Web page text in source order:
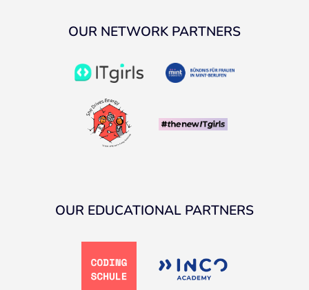
OUR NETWORK PARTNERS
OUR EDUCATIONAL PARTNERS